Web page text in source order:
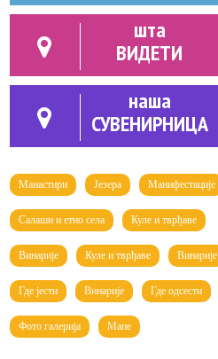
шта
ВИДЕТИ
наша
СУВЕНИРНИЦА
Манастири Језера Манифестације
Салаши и етно села Куле и тврђаве
Винарије Куле и тврђаве Винарије
Где јести Винарије Где одсести
Фото галерија Мапе